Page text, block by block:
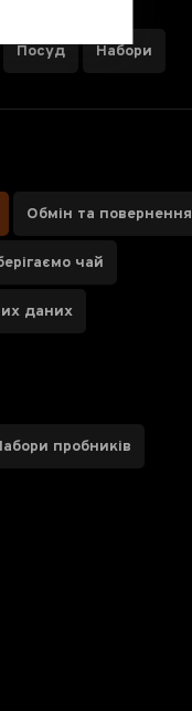
Посуд Набори
Обмін та повернення
чай
даних
пробників